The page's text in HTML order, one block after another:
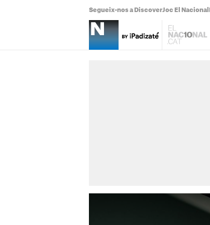
Segueix-nos a DiscoverJoc El Nacional